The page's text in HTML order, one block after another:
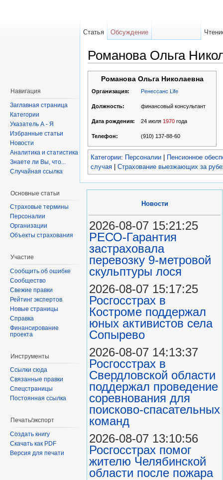
Романова Ольга
Романова Ольга Николаевна
Организация: Ренессанс Life
Должность: финансовый консультант
Дата рождения: 24 июля 1970 года
Телефон: (910) 137-88-60
Категории: Персоналии | Пенсионное
случая | Страхование выезжающих за
Статья Обсуждение
Навигация
Заглавная страница
Категории
Указатель А - Я
Избранные статьи
Новости
Аналитика и статистика
Знаете ли Вы, что...
Случайная ссылка
Основные статьи
Страховые термины
Персоналии
Организации
Объекты страхования
Участие
Сообщить об ошибке
Сообщество
Свежие правки
Рейтинг экспертов
Новые страницы
Справка
Финансирование
проекта
Инструменты
Ссылки сюда
Связанные правки
Спецстраницы
Постоянная ссылка
Печать/экспорт
Создать книгу
Скачать как PDF
Версия для печати
Новости
2026-08-07 15:21:25
РЕСО-Гарантия
застраховала
перевозку 9-метровой
скульптуры лося
2026-08-07 15:17:25
Росгосстрах в
Костроме поддержал
юных активистов села
Сопырево
2026-08-07 14:13:37
Росгосстрах в
Свердловской области
поддержал проведение
соревнования для
поисково‑спасательных
команд
2026-08-07 13:10:56
Росгосстрах помог
жителю Челябинской
области после пожара